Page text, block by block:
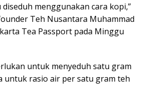
menggunakan cara kopi,”
Teh Nusantara Muhammad
Tea Passport pada Minggu
untuk menyeduh satu gram
untuk rasio air per satu gram teh